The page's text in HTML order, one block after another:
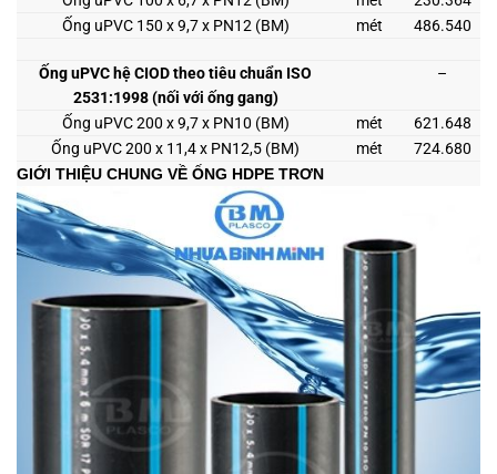
Ống uPVC 150 x 9,7 x PN12 (BM)
mét 486.540
Ống uPVC hệ CIOD theo tiêu chuẩn ISO
2531:1998 (nối với ống gang)
–
Ống uPVC 200 x 9,7 x PN10 (BM) mét
621.648
Ống uPVC 200 x 11,4 x PN12,5 (BM)
mét
724.680
GIỚI THIỆU CHUNG VỀ ỐNG HDPE TRƠN